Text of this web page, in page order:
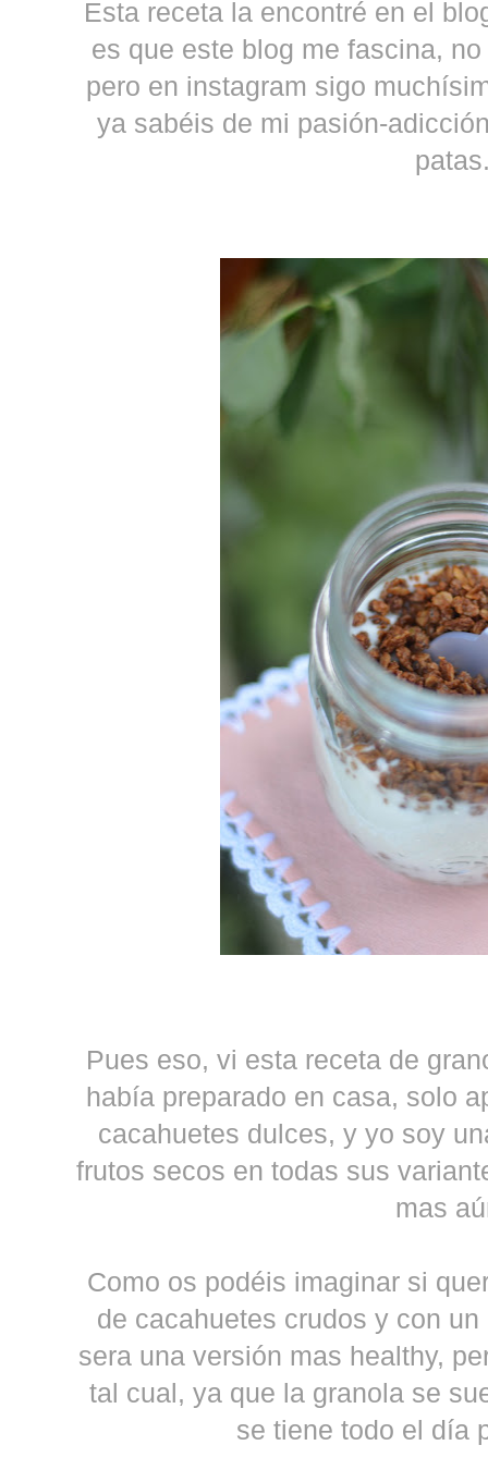
Esta receta la encontré en el
es que este blog me fascina,
pero en instagram sigo
ya sabéis de mi pasión-
Pues eso, vi esta receta de
había preparado en casa, solo
cacahuetes dulces, y yo soy
frutos secos en todas sus
mas
Como os podéis imaginar si
de cacahuetes crudos y con
sera una versión mas healthy,
tal cual, ya que la granola se
se tiene todo el día